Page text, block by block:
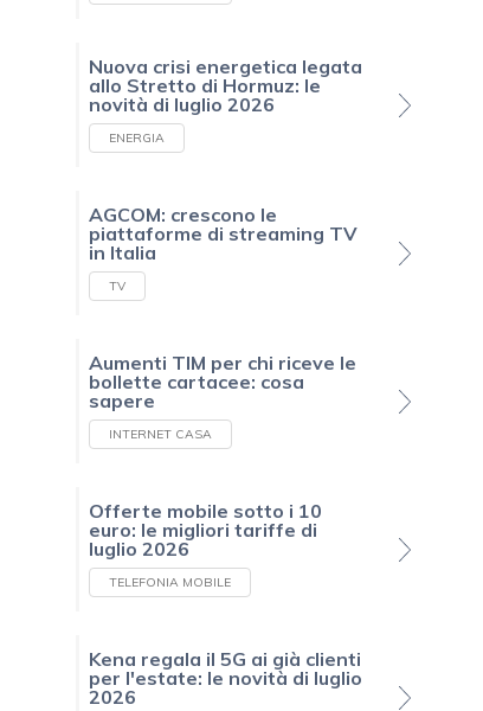
Nuova crisi energetica legata
allo Stretto di Hormuz: le
novità di luglio 2026
ENERGIA
AGCOM: crescono le
piattaforme di streaming TV
in Italia
TV
Aumenti TIM per chi riceve le
bollette cartacee: cosa
sapere
INTERNET CASA
Offerte mobile sotto i 10
euro: le migliori tariffe di
luglio 2026
TELEFONIA MOBILE
Kena regala il 5G ai già clienti
per l'estate: le novità di luglio
2026